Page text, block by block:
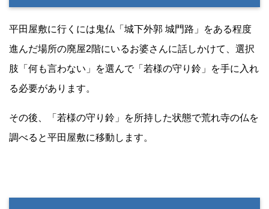
平田屋敷に行くには鬼仏「城下外郭 城門路」をある程度
進んだ場所の廃屋2階にいるお婆さんに話しかけて、選択
肢「何も言わない」を選んで「若様の守り鈴」を手に入れ
る必要があります。
その後、「若様の守り鈴」を所持した状態で荒れ寺の仏を
調べると平田屋敷に移動します。